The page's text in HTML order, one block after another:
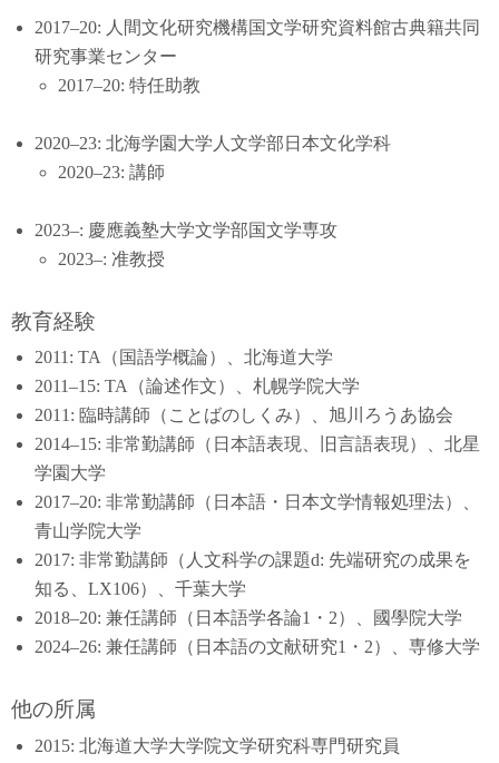
2017–20: 人間文化研究機構国文学研究資料館古典籍共同
研究事業センター
2017–20: 特任助教
2020–23: 北海学園大学人文学部日本文化学科
2020–23: 講師
2023–: 慶應義塾大学文学部国文学専攻
2023–: 准教授
教育経験
2011: TA（国語学概論）、北海道大学
2011–15: TA（論述作文）、札幌学院大学
2011: 臨時講師（ことばのしくみ）、旭川ろうあ協会
2014–15: 非常勤講師（日本語表現、旧言語表現）、北星
学園大学
2017–20: 非常勤講師（日本語・日本文学情報処理法）、
青山学院大学
2017: 非常勤講師（人文科学の課題d: 先端研究の成果を
知る、LX106）、千葉大学
2018–20: 兼任講師（日本語学各論1・2）、國學院大学
2024–26: 兼任講師（日本語の文献研究1・2）、専修大学
他の所属
2015: 北海道大学大学院文学研究科専門研究員